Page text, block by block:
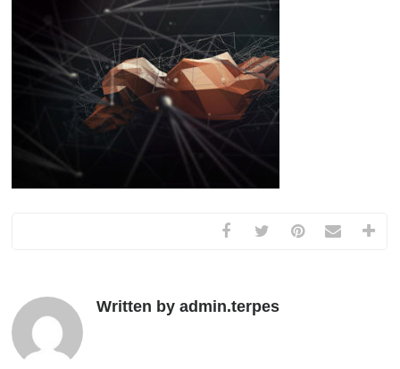
Written by admin.terpes